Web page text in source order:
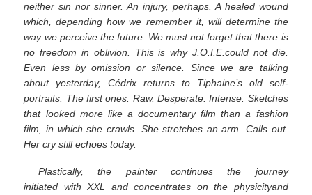
neither sin nor sinner. An injury, perhaps. A healed wound
which, depending how we remember it, will determine the
way we perceive the future. We must not forget that there is
no freedom in oblivion. This is why J.O.I.E.could not die.
Even less by omission or silence. Since we are talking
about yesterday, Cédrix returns to Tiphaine’s old self-
portraits. The first ones. Raw. Desperate. Intense. Sketches
that looked more like a documentary film than a fashion
film, in which she crawls. She stretches an arm. Calls out.
Her cry still echoes today.
Plastically, the painter continues the journey
initiated with XXL and concentrates on the physicityand